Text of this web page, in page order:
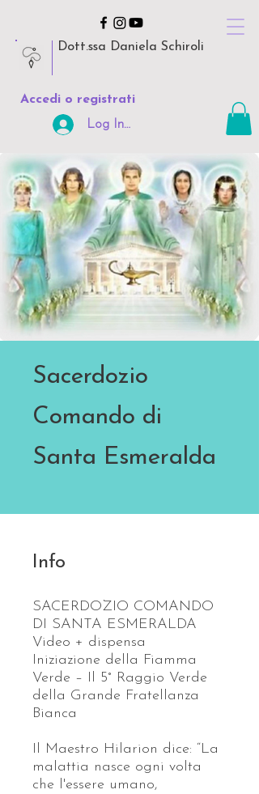
Dott.ssa Daniela Schiroli
Accedi o registrati
Log In Area Riservata
Sacerdozio
Comando di
Santa Esmeralda
Info
SACERDOZIO COMANDO
DI SANTA ESMERALDA
Video + dispensa
Iniziazione della Fiamma
Verde – Il 5° Raggio Verde
della Grande Fratellanza
Bianca
Il Maestro Hilarion dice: “La
malattia nasce ogni volta
che l'essere umano,